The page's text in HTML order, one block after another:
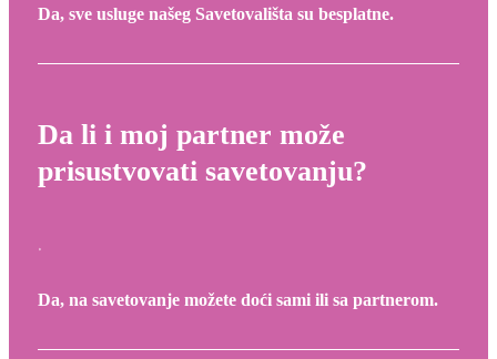
Da, sve usluge našeg Savetovališta su besplatne.
Da li i moj partner može
prisustvovati savetovanju?
Da, na savetovanje možete doći sami ili sa partnerom.